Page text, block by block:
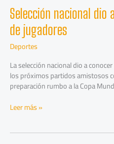
Selección nacional dio
de jugadores
Deportes
La selección nacional dio a
los próximos partidos amistosos
preparación rumbo a la Copa
Leer más »